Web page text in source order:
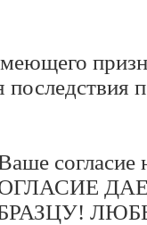
согласие